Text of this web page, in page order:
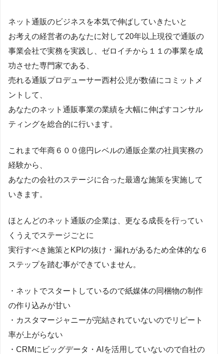
ネット通販のビジネスを本気で伸ばしていきたいと
お考えの経営者のあなたに対して20年以上現役で通販の
事業会社で実務を実践し、ゼロイチから１１の事業を成
功させた専門家である、
売れる通販プロデューサー西村公児が数値にコミットメ
ントして、
あなたのネット通販事業の業績を大幅に伸ばすコンサル
ティングを総合的に行います。
これまで年商６００億円レベルの通販企業の社員実務の
経験から、
あなたの会社のステージに合った最適な施策を実施して
いきます。
ほとんどのネット通販の企業は、更なる成長を行ってい
くうえでステージごとに
実行すべき施策とKPIの抜け・漏れがあるため全体的な６
ステップを踏む事ができていません。
・ネットでスタートしているので紙媒体の同梱物の制作
の作り込みが甘い
・カスタマージャニーが完結されていないのでリピート
率が上がらない
・CRMにビッグデータ・AIを活用していないので自社の